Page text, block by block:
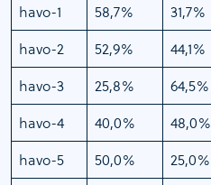
havo-1
58,7% 31,7%
havo-2
52,9% 44,1%
havo-3
25,8% 64,5%
havo-4
40,0% 48,0%
havo-5
50,0% 25,0%